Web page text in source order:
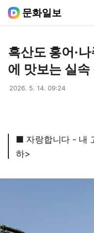
문화일보
흑산도 홍어·
에 맛보는 실
2026. 5. 14. 09:24
■ 자랑합니다 - 내
하>